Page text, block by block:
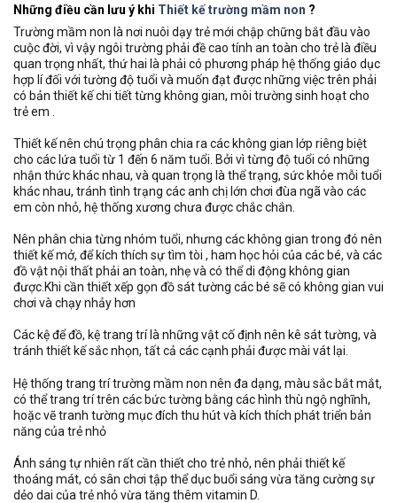
Những điều cần lưu ý khi Thiết kế trường mầm non ?
Trường mầm non là nơi nuôi dạy trẻ mới chập chững bắt đầu vào
cuộc đời, vì vậy ngôi trường phải đề cao tính an toàn cho trẻ là điều
quan trọng nhất, thứ hai là phải có phương pháp hệ thống giáo dục
hợp lí đối với tường độ tuổi và muốn đạt được những việc trên phải
có bản thiết kế chi tiết từng không gian, môi trường sinh hoạt cho
trẻ em .
Thiết kế nên chú trọng phân chia ra các không gian lớp riêng biệt
cho các lứa tuổi từ 1 đến 6 năm tuổi. Bởi vì từng độ tuổi có những
nhận thức khác nhau, và quan trọng là thể trạng, sức khỏe mỗi tuổi
khác nhau, tránh tình trạng các anh chị lớn chơi đùa ngã vào các
em còn nhỏ, hệ thống xương chưa được chắc chắn.
Nên phân chia từng nhóm tuổi, nhưng các không gian trong đó nên
thiết kế mở, để kích thích sự tìm tòi , ham học hỏi của các bé, và các
đồ vật nội thất phải an toàn, nhẹ và có thể di động không gian
được.Khi cần thiết xếp gọn đồ sát tường các bé sẽ có không gian vui
chơi và chạy nhảy hơn
Các kệ để đồ, kệ trang trí là những vật cố định nên kê sát tường, và
tránh thiết kế sắc nhọn, tất cả các cạnh phải được mài vát lại.
Hệ thống trang trí trường mầm non nên đa dạng, màu sắc bắt mắt,
có thể trang trí trên các bức tường bằng các hình thù ngộ nghĩnh,
hoặc vẽ tranh tường mục đích thu hút và kích thích phát triển bản
năng của trẻ nhỏ
Ánh sáng tự nhiên rất cần thiết cho trẻ nhỏ, nên phải thiết kế
thoáng mát, có sân chơi tập thể dục buổi sáng vừa tăng cường sự
dẻo dai của trẻ nhỏ vừa tăng thêm vitamin D.